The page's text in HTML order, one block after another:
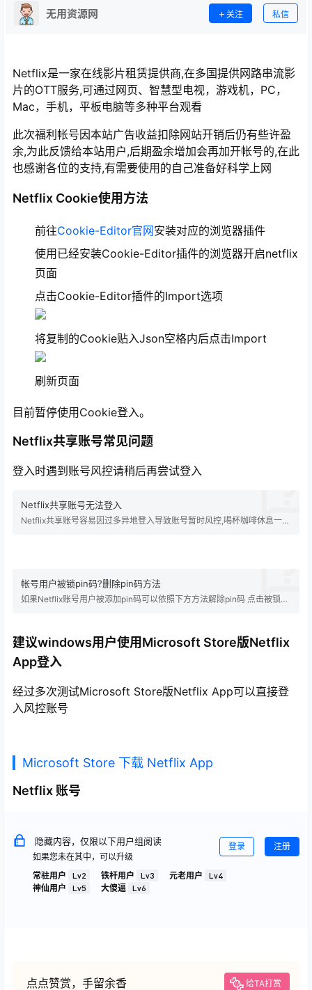
无用资源网 关注 私信
Netflix是一家在线影片租赁提供商,在多国提供网路串流影
片的OTT服务,可通过网页、智慧型电视，游戏机，PC，
Mac，手机，平板电脑等多种平台观看
此次福利帐号因本站广告收益扣除网站开销后仍有些许盈
余,为此反馈给本站用户,后期盈余增加会再加开帐号的,在此
也感谢各位的支持,有需要使用的自己准备好科学上网
Netflix Cookie使用方法
前往Cookie-Editor官网安装对应的浏览器插件
使用已经安装Cookie-Editor插件的浏览器开启netflix
页面
点击Cookie-Editor插件的Import选项
将复制的Cookie贴入Json空格内后点击Import
刷新页面
目前暂停使用Cookie登入。
Netflix共享账号常见问题
登入时遇到账号风控请稍后再尝试登入
Netflix共享账号无法登入
Netflix共享账号容易因过多异地登入导致账号暂时风控,喝杯咖啡休息一下
帐号用户被锁pin码?删除pin码方法
如果Netflix账号用户被添加pin码可以依照下方方法解除pin码 点击被锁定
建议windows用户使用Microsoft Store版Netflix
App登入
经过多次测试Microsoft Store版Netflix App可以直接登
入风控账号
Microsoft Store 下载 Netflix App
Netflix 账号
隐藏内容，仅限以下用户组阅读
如果您未在其中，可以升级
常驻用户
Lv2 铁杆用户 Lv3 元老用户
Lv4
神仙用户
Lv5 大傻逼 Lv6
登录 注册
点点赞赏，手留余香 给TA打赏